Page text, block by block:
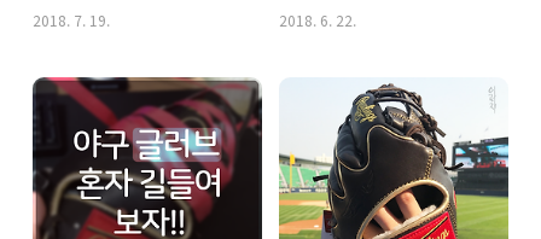
2018. 7. 19. 2018. 6. 22.